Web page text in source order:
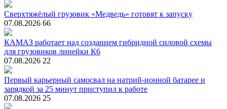
Сверхтяжёлый грузовик «Медведь» готовят к запуску
07.08.2026 66
КАМАЗ работает над созданием гибридной силовой схемы
для грузовиков линейки К6
07.08.2026 22
Первый карьерный самосвал на натрий-ионной батарее и
зарядкой за 25 минут приступил к работе
07.08.2026 25